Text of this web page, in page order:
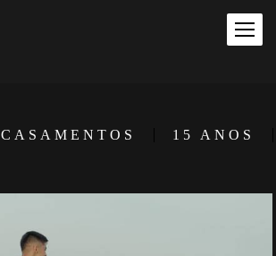
CASAMENTOS 15 ANOS